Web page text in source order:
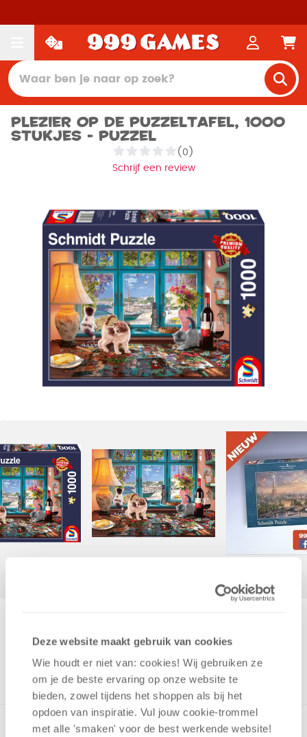
Deze website maakt gebruik van cookies
Wie houdt er niet van: cookies! Wij gebruiken ze
om je de beste ervaring op onze website te
bieden, zowel tijdens het shoppen als bij het
opdoen van inspiratie. Vul jouw cookie-trommel
met alle 'smaken' voor de best werkende website​!
Plezier op de puzzeltafel, 1000
stukjes - Puzzel
(0)
Schrijf een review
ONTVANG 190 OVERWINNINGSPUNTEN
in winkelmand
Puzzel met een leuke afbeelding van een puzzel die wordt